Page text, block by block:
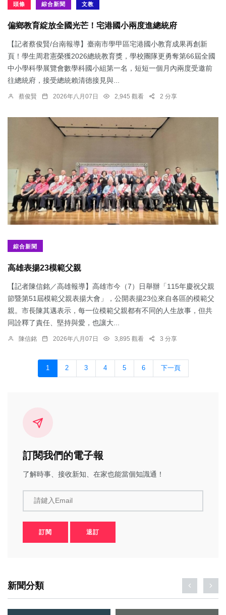
頭條 綜合新聞 文教
偏鄉教育綻放全國光芒！宅港國小兩度進總統府
【記者蔡俊賢/台南報導】臺南市學甲區宅港國小教育成果再創新
頁！學生周君憲榮獲2026總統教育獎，學校團隊更勇奪第66屆全國
中小學科學展覽會數學科國小組第一名，短短一個月內兩度受邀前
往總統府，接受總統賴清德接見與...
蔡俊賢 2026年八月07日 2,945 觀看 2 分享
綜合新聞
​高雄表揚23模範父親
【記者陳信銘／高雄報導】高雄市今（7）日舉辦「115年慶祝父親
節暨第51屆模範父親表揚大會」，公開表揚23位來自各區的模範父
親。市長陳其邁表示，每一位模範父親都有不同的人生故事，但共
同詮釋了責任、堅持與愛，也讓大...
陳信銘 2026年八月07日 3,895 觀看 3 分享
1 2 3 4 5 6 下一頁
訂閱我們的電子報
了解時事、接收新知、在家也能當個知識通！
請鍵入Email
訂閱 退訂
新聞分類